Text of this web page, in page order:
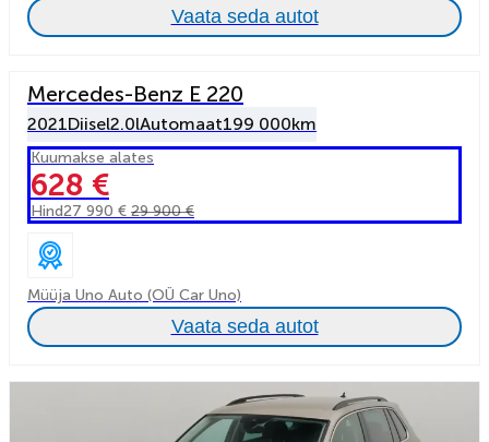
Vaata seda autot
Mercedes-Benz E 220
2021Diisel2.0lAutomaat199 000km
Kuumakse alates
628 €
Hind27 990 € 29 900 €
Müüja Uno Auto (OÜ Car Uno)
Vaata seda autot